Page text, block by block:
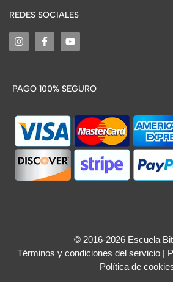
REDES SOCIALES
PAGO 100% SEGURO
© 2016-2026 Escuela
Términos y condiciones del servicio|
Política de